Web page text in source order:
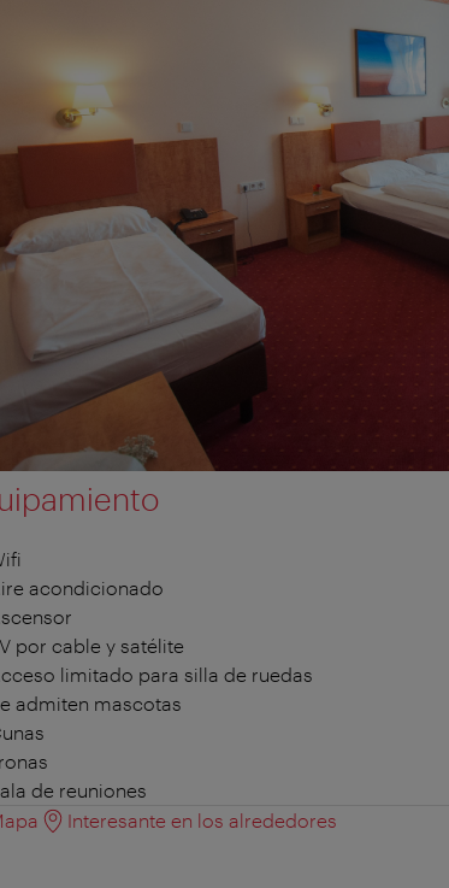
acondicionado
por cable y satélite
limitado para silla de ruedas
admiten mascotas
de reuniones
Interesante en los alrededores